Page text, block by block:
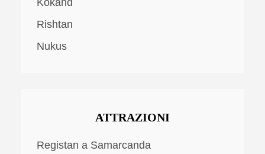
Kokand
Rishtan
Nukus
ATTRAZIONI
Registan a Samarcanda